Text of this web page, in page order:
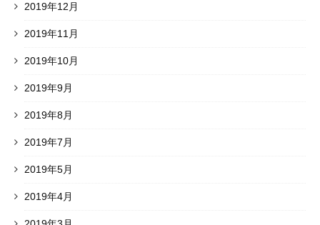
2019年12月
2019年11月
2019年10月
2019年9月
2019年8月
2019年7月
2019年5月
2019年4月